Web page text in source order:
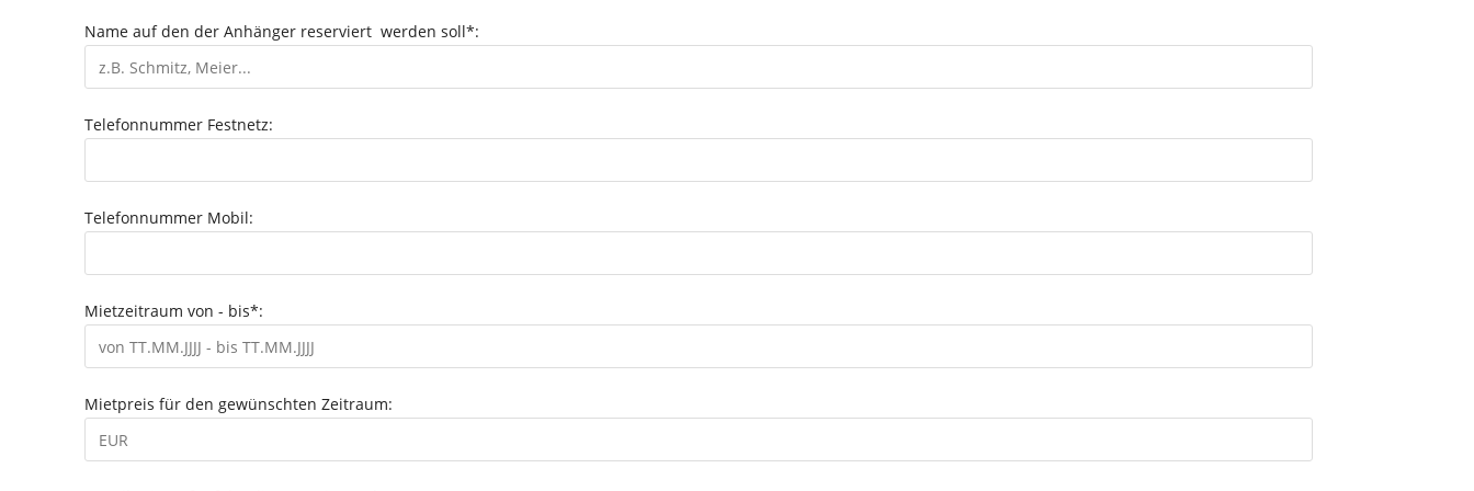
Name auf den der Anhänger reserviert werden soll*:
Telefonnummer Festnetz:
Telefonnummer Mobil:
Mietzeitraum von - bis*:
Mietpreis für den gewünschten Zeitraum: